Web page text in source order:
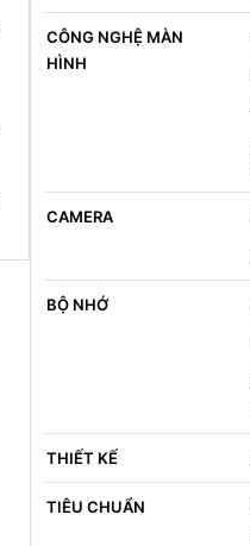
CÔNG NGHỆ MÀN
HÌNH
CAMERA
BỘ NHỚ
THIẾT KẾ
TIÊU CHUẨN